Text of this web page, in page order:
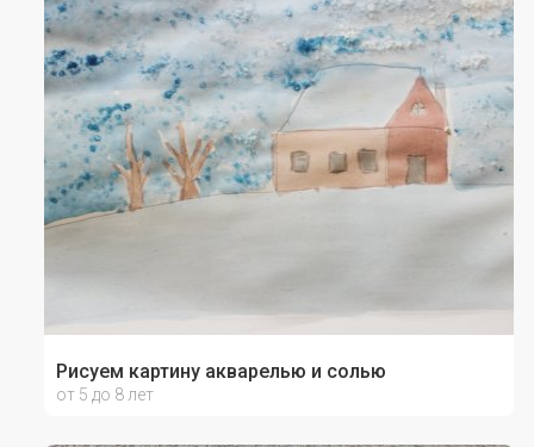
Рисуем картину акварелью и солью
от 5 до 8 лет